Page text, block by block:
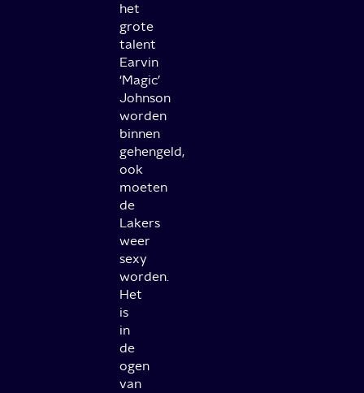
het
grote
talent
Earvin
‘Magic’
Johnson
worden
binnen
gehengeld,
ook
moeten
de
Lakers
weer
sexy
worden.
Het
is
in
de
ogen
van